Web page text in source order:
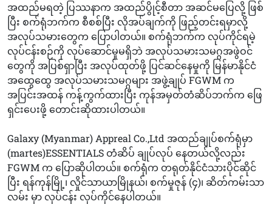
အထည်မရတဲ့ ပြဿနာက အထည်ပွိုင့်စီတာ အဆင်မပြေလို့ ဖြစ်
ပြီး စက်ရုံဘက်က စီစစ်ပြီး လိုအပ်ချက်ကို ဖြည့်တင်းရမှာလို့
အလုပ်သမားတွေက ပြောပါတယ်။ စက်ရုံဘက်က လုပ်ကိုင်ရမဲ့
လုပ်ငန်းစဉ်ကို လုပ်ဆောင်မှုမရှိဘဲ အလုပ်သမားသမဂ္ဂအဖွဲဝင်
တွေကို အပြစ်ရှာပြီး အလုပ်ထုတ်ဖို့ ပြင်ဆင်နေမှုကို မြန်မာနိုင်ငံ
အထွေထွေ အလုပ်သမားသမဂ္ဂများ အဖွဲ့ချုပ် FGWM က
အပြင်းအထန် ကန့်ကွက်ထားပြီး ကုန်အမှတ်တံဆိပ်ဘက်က ဖြေ
ရှင်းပေးဖို့ တောင်းဆိုထားပါတယ်။
Galaxy (Myanmar) Appreal Co.,Ltd အထည်ချုပ်စက်ရုံမှာ
(martes)ESSENTIALS တံဆိပ် ချုပ်လုပ် နေတယ်လို့လည်း
FGWM က ပြောဆိုပါတယ်။ စက်ရုံက တရုတ်နိုင်ငံသားပိုင်ဆိုင်
ပြီး ရန်ကုန်မြို့၊ လှိုင်သာယာမြိုနယ်၊ စက်မှုဇုန် (၄)၊ ဆိတ်ကမ်းသာ
လမ်း မှာ လုပ်ငန်း လုပ်ကိုင်နေပါတယ်။